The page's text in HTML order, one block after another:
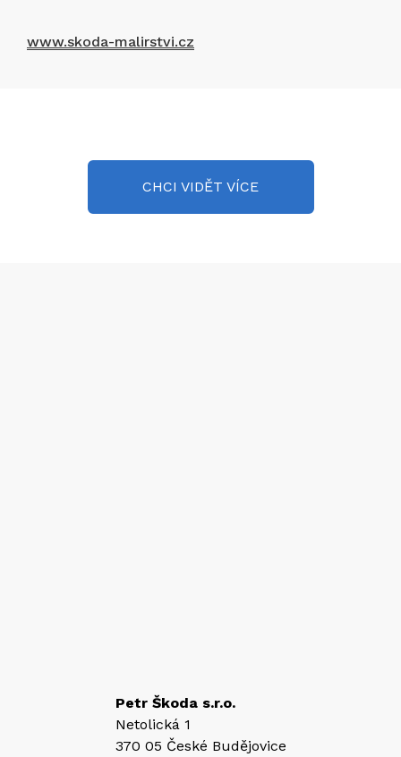
www.skoda-malirstvi.cz
CHCI VIDĚT VÍCE
Petr Škoda s.r.o.
Netolická 1
370 05 České Budějovice